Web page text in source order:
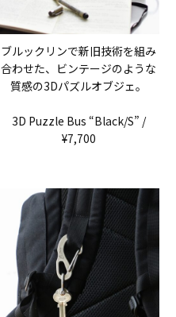
ブルックリンで新旧技術を組み
合わせた、ビンテージのような
質感の3Dパズルオブジェ。
3D Puzzle Bus “Black/S” /
¥7,700